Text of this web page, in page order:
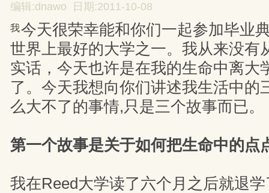
编辑:dnawo 日期:2011-10-08
我今天很荣幸能和你们一起参加毕业
世界上最好的大学之一。我从来没有
实话，今天也许是在我的生命中离大
了。今天我想向你们讲述我生活中的
么大不了的事情,只是三个故事而已。
第一个故事是关于如何把生命中的点
我在Reed大学读了六个月之后就退